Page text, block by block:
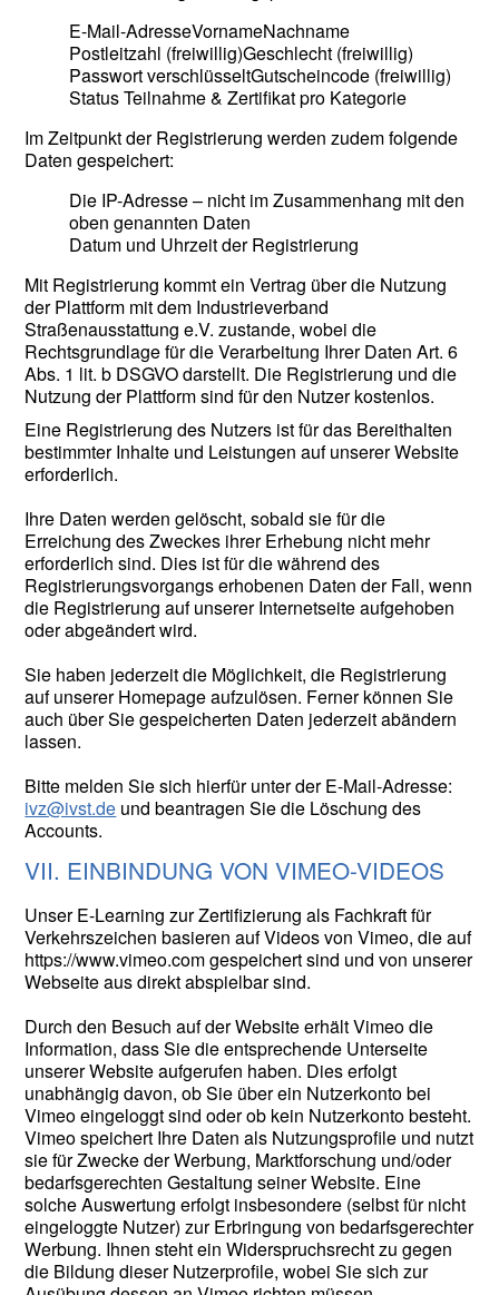
E-Mail-AdresseVornameNachname
Postleitzahl (freiwillig)Geschlecht (freiwillig)
Passwort verschlüsseltGutscheincode (freiwillig)
Status Teilnahme & Zertifikat pro Kategorie
Im Zeitpunkt der Registrierung werden zudem folgende
Daten gespeichert:
Die IP-Adresse – nicht im Zusammenhang mit den
oben genannten Daten
Datum und Uhrzeit der Registrierung
Mit Registrierung kommt ein Vertrag über die Nutzung
der Plattform mit dem Industrieverband
Straßenausstattung e.V. zustande, wobei die
Rechtsgrundlage für die Verarbeitung Ihrer Daten Art. 6
Abs. 1 lit. b DSGVO darstellt. Die Registrierung und die
Nutzung der Plattform sind für den Nutzer kostenlos.
Eine Registrierung des Nutzers ist für das Bereithalten
bestimmter Inhalte und Leistungen auf unserer Website
erforderlich.
Ihre Daten werden gelöscht, sobald sie für die
Erreichung des Zweckes ihrer Erhebung nicht mehr
erforderlich sind. Dies ist für die während des
Registrierungsvorgangs erhobenen Daten der Fall, wenn
die Registrierung auf unserer Internetseite aufgehoben
oder abgeändert wird.
Sie haben jederzeit die Möglichkeit, die Registrierung
auf unserer Homepage aufzulösen. Ferner können Sie
auch über Sie gespeicherten Daten jederzeit abändern
lassen.
Bitte melden Sie sich hierfür unter der E-Mail-Adresse:
ivz@ivst.de und beantragen Sie die Löschung des
Accounts.
VII. EINBINDUNG VON VIMEO-VIDEOS
Unser E-Learning zur Zertifizierung als Fachkraft für
Verkehrszeichen basieren auf Videos von Vimeo, die auf
https://www.vimeo.com gespeichert sind und von unserer
Webseite aus direkt abspielbar sind.
Durch den Besuch auf der Website erhält Vimeo die
Information, dass Sie die entsprechende Unterseite
unserer Website aufgerufen haben. Dies erfolgt
unabhängig davon, ob Sie über ein Nutzerkonto bei
Vimeo eingeloggt sind oder ob kein Nutzerkonto besteht.
Vimeo speichert Ihre Daten als Nutzungsprofile und nutzt
sie für Zwecke der Werbung, Marktforschung und/oder
bedarfsgerechten Gestaltung seiner Website. Eine
solche Auswertung erfolgt insbesondere (selbst für nicht
eingeloggte Nutzer) zur Erbringung von bedarfsgerechter
Werbung. Ihnen steht ein Widerspruchsrecht zu gegen
die Bildung dieser Nutzerprofile, wobei Sie sich zur